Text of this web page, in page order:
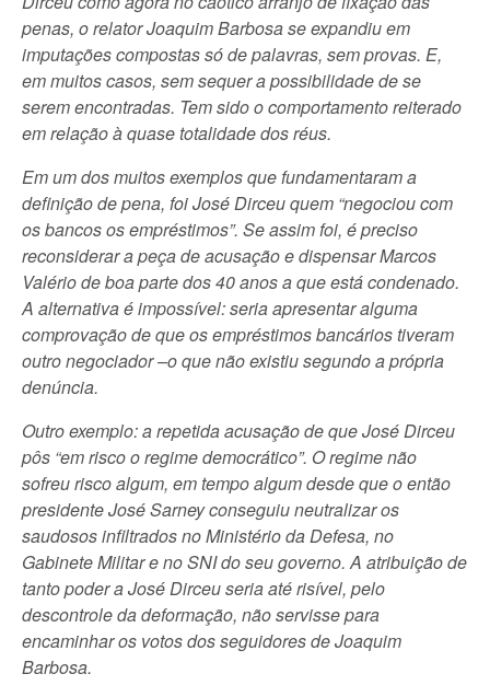
penas, o relator Joaquim Barbosa se expandiu em
imputações compostas só de palavras, sem provas. E,
em muitos casos, sem sequer a possibilidade de se
serem encontradas. Tem sido o comportamento reiterado
em relação à quase totalidade dos réus.
Em um dos muitos exemplos que fundamentaram a
definição de pena, foi José Dirceu quem “negociou com
os bancos os empréstimos”. Se assim foi, é preciso
reconsiderar a peça de acusação e dispensar Marcos
Valério de boa parte dos 40 anos a que está condenado.
A alternativa é impossível: seria apresentar alguma
comprovação de que os empréstimos bancários tiveram
outro negociador –o que não existiu segundo a própria
denúncia.
Outro exemplo: a repetida acusação de que José Dirceu
pôs “em risco o regime democrático”. O regime não
sofreu risco algum, em tempo algum desde que o então
presidente José Sarney conseguiu neutralizar os
saudosos infiltrados no Ministério da Defesa, no
Gabinete Militar e no SNI do seu governo. A atribuição de
tanto poder a José Dirceu seria até risível, pelo
descontrole da deformação, não servisse para
encaminhar os votos dos seguidores de Joaquim
Barbosa.